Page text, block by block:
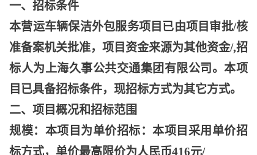
一、招标条件
本营运车辆保洁外包服务项目已由项目审批/核
准备案机关批准，项目资金来源为其他资金/,招
标人为上海久事公共交通集团有限公司。本项
目已具备招标条件，现招标方式为其它方式。
二、项目概况和招标范围
规模：本项目为单价招标：本项目采用单价招
标方式，单价最高限价为人民币416元/